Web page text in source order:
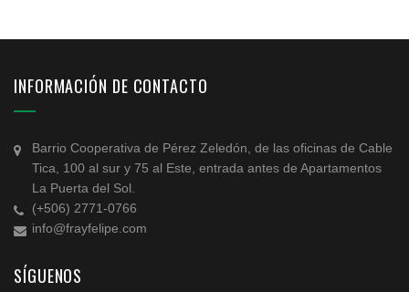
INFORMACIÓN DE CONTACTO
Barrio Cooperativa de Pérez Zeledón, de las oficinas de Cable
Tica, 100 al sur y 75 al Este, entrada antes de Apartamentos
La Puerta del Sol.
(+506) 2771-0766
info@frayfelipe.com
SÍGUENOS